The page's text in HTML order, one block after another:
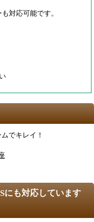
対応可能です。
でキレイ！
にも対応しています